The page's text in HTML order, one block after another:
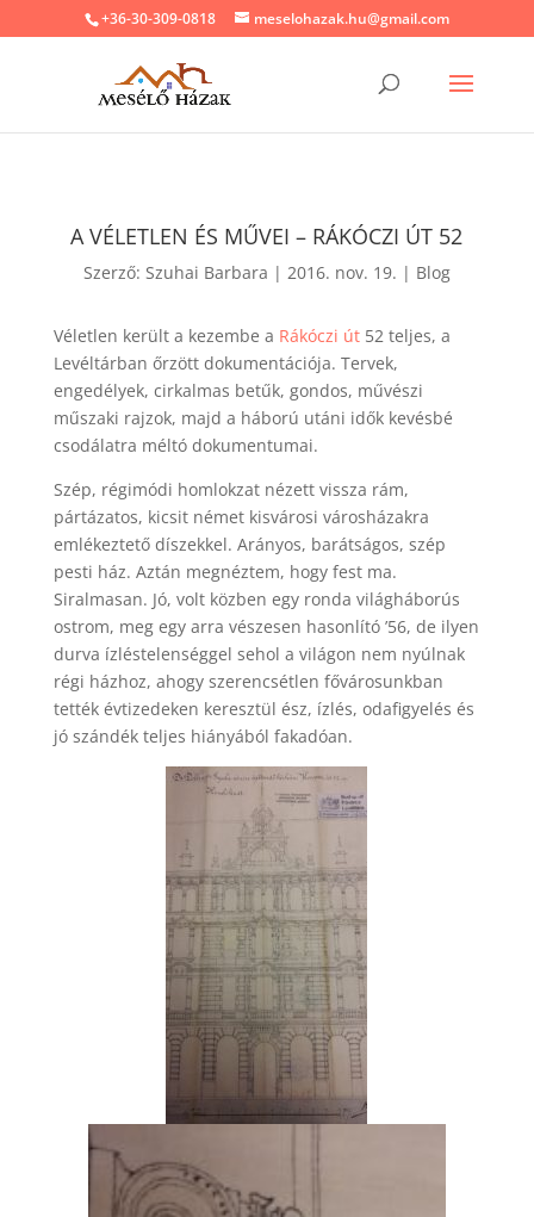
+36-30-309-0818 meselohazak.hu@gmail.com
A VÉLETLEN ÉS MŰVEI – RÁKÓCZI ÚT 52
Szerző: Szuhai Barbara | 2016. nov. 19. | Blog
Véletlen került a kezembe a Rákóczi út52 teljes, a
Levéltárban őrzött dokumentációja. Tervek,
engedélyek, cirkalmas betűk, gondos, művészi
műszaki rajzok, majd a háború utáni idők kevésbé
csodálatra méltó dokumentumai.
Szép, régimódi homlokzat nézett vissza rám,
pártázatos, kicsit német kisvárosi városházakra
emlékeztető díszekkel. Arányos, barátságos, szép
pesti ház. Aztán megnéztem, hogy fest ma.
Siralmasan. Jó, volt közben egy ronda világháborús
ostrom, meg egy arra vészesen hasonlító ’56, de ilyen
durva ízléstelenséggel sehol a világon nem nyúlnak
régi házhoz, ahogy szerencsétlen fővárosunkban
tették évtizedeken keresztül ész, ízlés, odafigyelés és
jó szándék teljes hiányából fakadóan.